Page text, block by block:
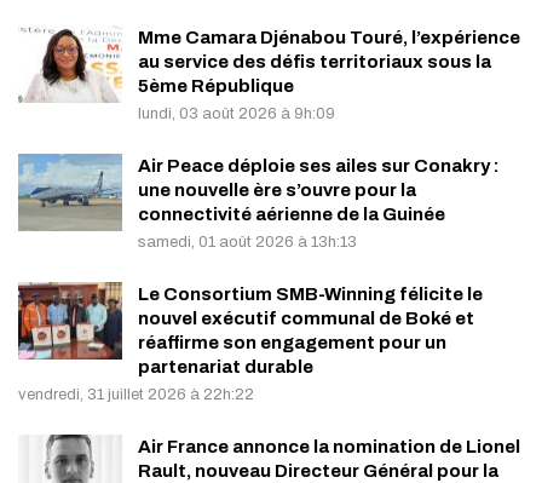
Mme Camara Djénabou Touré, l’expérience
au service des défis territoriaux sous la
5ème République
lundi, 03 août 2026 à 9h:09
Air Peace déploie ses ailes sur Conakry :
une nouvelle ère s’ouvre pour la
connectivité aérienne de la Guinée
samedi, 01 août 2026 à 13h:13
Le Consortium SMB-Winning félicite le
nouvel exécutif communal de Boké et
réaffirme son engagement pour un
partenariat durable
vendredi, 31 juillet 2026 à 22h:22
Air France annonce la nomination de Lionel
Rault, nouveau Directeur Général pour la